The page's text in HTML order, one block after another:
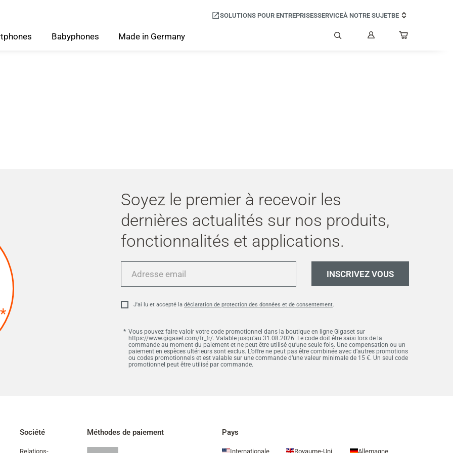
SOLUTIONS POUR ENTREPRISESSERVICEÀ NOTRE SUJETBE
Babyphones Made in Germany
Soyez le premier à recevoir les
dernières actualités sur nos produits,
fonctionnalités et applications.
INSCRIVEZ VOUS
J'ai lu et accepté la déclaration de protection des données et de consentement.
Vous pouvez faire valoir votre code promotionnel dans la boutique en ligne Gigaset sur
https://www.gigaset.com/fr_fr/. Valable jusqu’au 31.08.2026. Le code doit être saisi lors de la
commande au moment du paiement et ne peut être utilisé qu’une seule fois. Une compensation ou un
paiement en espèces ultérieurs sont exclus. L’offre ne peut pas être combinée avec d’autres promotions
ou codes promotionnels et est valable sur une commande d’une valeur minimale de 15 €. Un seul code
promotionnel peut être utilisé par commande.
Société
Relations-
Méthodes de paiement Pays
Internationale Royaume-Uni Allemagne